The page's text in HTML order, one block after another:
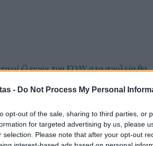
- Do Not Process My Personal
opt-out of the sale, sharing to third parties, or
for targeted advertising by us, please
selection. Please note that after your opt-out
έλεγχοι του ΕΟΔΥ στα σχολεία θα
να είναι σε λειτουργία η ειδική
μαθητές και μαθήτριες άνω των
από το υπουργείο Παιδείας, ο
μία καλύτερη επιδημιολογική εικόνα